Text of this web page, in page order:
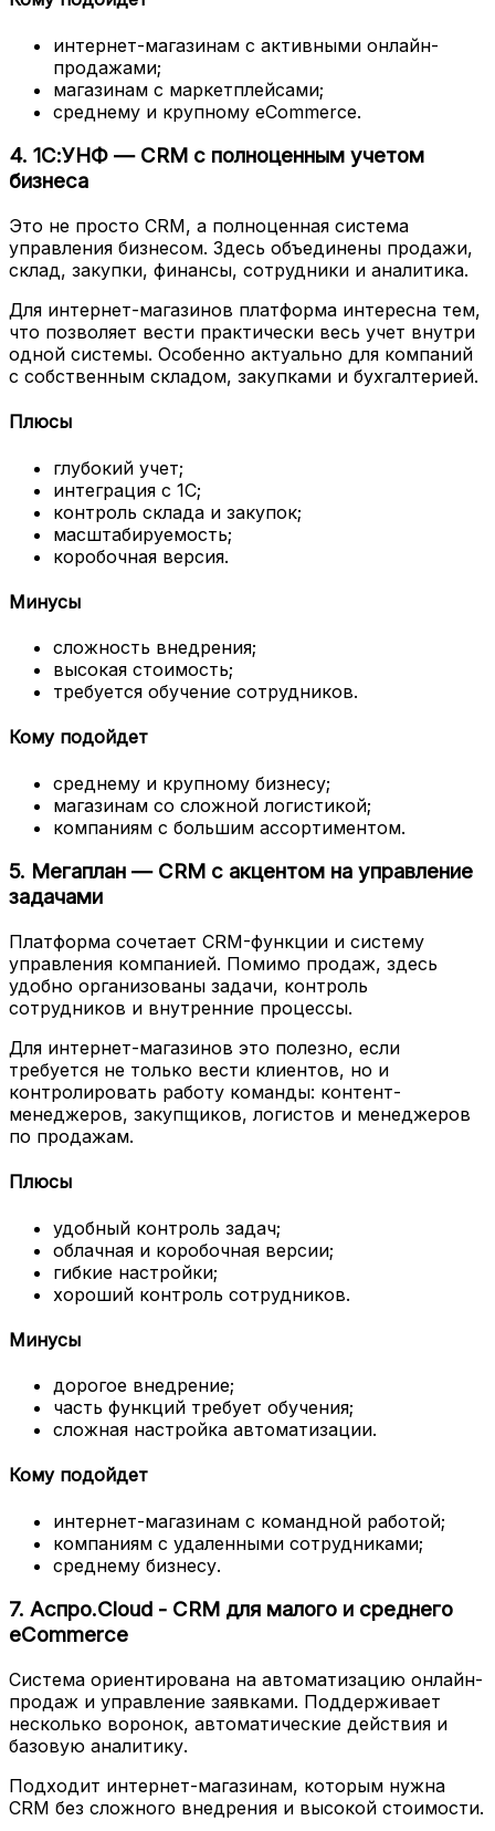
интернет-магазинам с активными онлайн-
продажами;
магазинам с маркетплейсами;
среднему и крупному eCommerce.
4. 1С:УНФ — CRM с полноценным учетом
бизнеса
Это не просто CRM, а полноценная система
управления бизнесом. Здесь объединены продажи,
склад, закупки, финансы, сотрудники и аналитика.
Для интернет-магазинов платформа интересна тем,
что позволяет вести практически весь учет внутри
одной системы. Особенно актуально для компаний
с собственным складом, закупками и бухгалтерией.
Плюсы
глубокий учет;
интеграция с 1С;
контроль склада и закупок;
масштабируемость;
коробочная версия.
Минусы
сложность внедрения;
высокая стоимость;
требуется обучение сотрудников.
Кому подойдет
среднему и крупному бизнесу;
магазинам со сложной логистикой;
компаниям с большим ассортиментом.
5. Мегаплан — CRM с акцентом на управление
задачами
Платформа сочетает CRM-функции и систему
управления компанией. Помимо продаж, здесь
удобно организованы задачи, контроль
сотрудников и внутренние процессы.
Для интернет-магазинов это полезно, если
требуется не только вести клиентов, но и
контролировать работу команды: контент-
менеджеров, закупщиков, логистов и менеджеров
по продажам.
Плюсы
удобный контроль задач;
облачная и коробочная версии;
гибкие настройки;
хороший контроль сотрудников.
Минусы
дорогое внедрение;
часть функций требует обучения;
сложная настройка автоматизации.
Кому подойдет
интернет-магазинам с командной работой;
компаниям с удаленными сотрудниками;
среднему бизнесу.
7. Аспро.Cloud - CRM для малого и среднего
eCommerce
Система ориентирована на автоматизацию онлайн-
продаж и управление заявками. Поддерживает
несколько воронок, автоматические действия и
базовую аналитику.
Подходит интернет-магазинам, которым нужна
CRM без сложного внедрения и высокой стоимости.